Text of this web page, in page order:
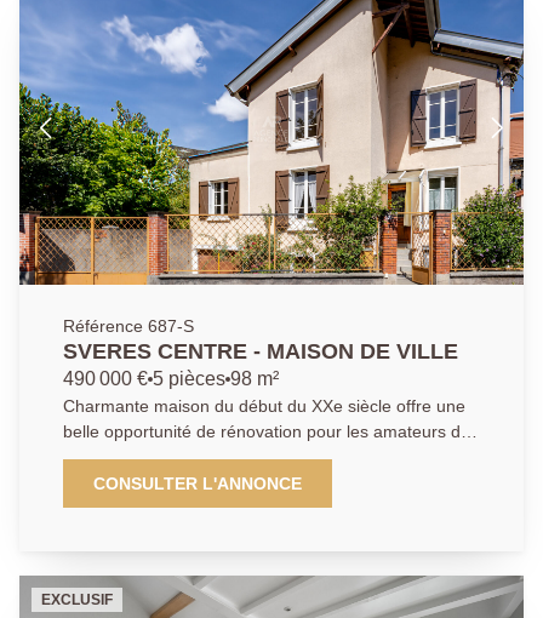
beau parquet et une belle hauteur sous plafond, jolie
vue dégagée. Cette maison ouvre sur un agréable
jardin exposé au Sud et bénéficie d'un grand garage.
Référence 687-S
SVERES CENTRE - MAISON DE VILLE
490 000 € 5 pièces 98 m²
Charmante maison du début du XXe siècle offre une
belle opportunité de rénovation pour les amateurs de
charme et de projets sur mesure. Développant près
de 100 m² habitables, elle séduit par ses volumes
bien répartis, sa luminosité et ses éléments d'origine
cheminée, une cuisine indépendante ainsi qu'une
chambre et une salle de douche . À l'étage, 2
CONSULTER L'ANNONCE
EXCLUSIF